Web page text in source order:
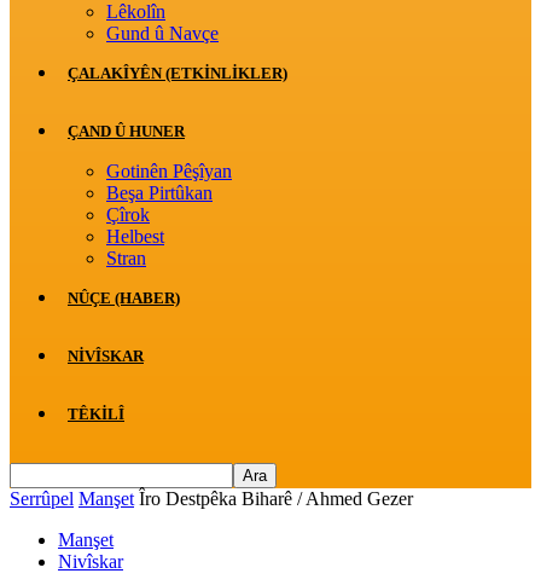
Lêkolîn
Gund û Navçe
ÇALAKÎYÊN (ETKINLIKLER)
ÇAND Û HUNER
Gotinên Pêşîyan
Beşa Pirtûkan
Çîrok
Helbest
Stran
NÛÇE (HABER)
NIVÎSKAR
TÊKILÎ
Serrûpel Manşet Îro Destpêka Biharê / Ahmed Gezer
Manşet
Nivîskar